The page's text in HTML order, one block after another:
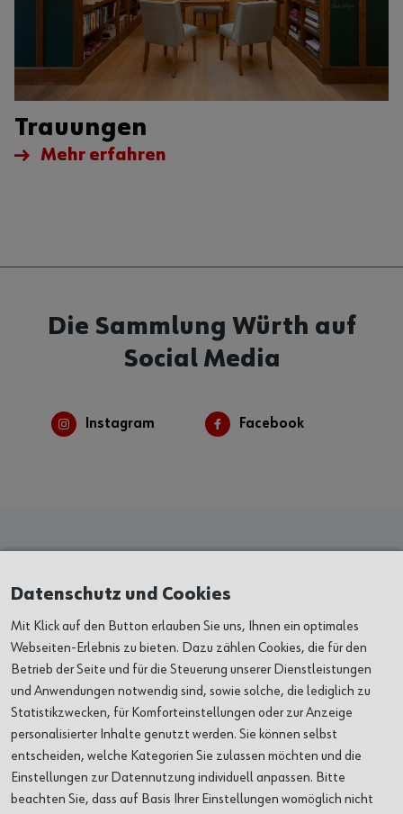
Trauungen
Mehr erfahren
Die Sammlung Würth auf
Social Media
Instagram Facebook
AUSSTELLUNGEN
VERANSTALTUNGEN
ORTE
ÜBER UNS
Datenschutz und Cookies
Mit Klick auf den Button erlauben Sie uns, Ihnen ein optimales
Webseiten-Erlebnis zu bieten. Dazu zählen Cookies, die für den
Betrieb der Seite und für die Steuerung unserer Dienstleistungen
und Anwendungen notwendig sind, sowie solche, die lediglich zu
Statistikzwecken, für Komforteinstellungen oder zur Anzeige
personalisierter Inhalte genutzt werden. Sie können selbst
entscheiden, welche Kategorien Sie zulassen möchten und die
Einstellungen zur Datennutzung individuell anpassen. Bitte
beachten Sie, dass auf Basis Ihrer Einstellungen womöglich nicht